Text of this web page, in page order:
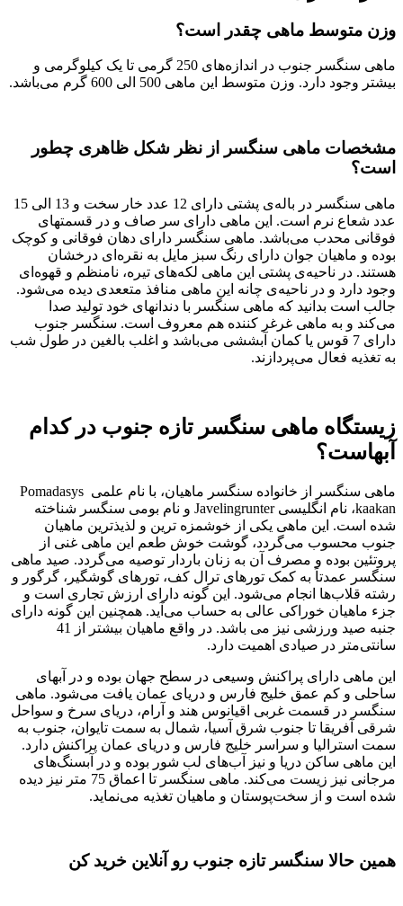
وزن متوسط ماهی چقدر است؟
ماهی سنگسر جنوب در اندازه‌های 250 گرمی تا یک کیلوگرمی و
بیشتر وجود دارد. وزن متوسط این ماهی 500 الی 600 گرم می‌‌باشد.
مشخصات ماهی سنگسر از نظر شکل ظاهری چطور
است؟
ماهی سنگسر در باله‌ی پشتی دارای 12 عدد خار سخت و 13 الی 15
عدد شعاع نرم است. این ماهی دارای سر صاف و در قسمتهای
فوقانی محدب می‌‌باشد. ماهی سنگسر دارای دهان فوقانی و کوچک
بوده و ماهیان جوان دارای رنگ سبز مایل به نقره‌‌ای درخشان
هستند. در ناحیه‌ی پشتی این ماهی لکه‌های تیره، نامنظم و قهوه‌‌ای
وجود دارد و در ناحیه‌ی چانه این ماهی منافذ متععدی دیده می‌‌شود.
جالب است بدانید که ماهی سنگسر با دندانهای خود تولید صدا
می‌‌کند و به ماهی غرغر کننده هم معروف است. سنگسر جنوب
دارای 7 قوس یا کمان آبششی می‌‌باشد و اغلب بالغین در طول شب
به تغذیه فعال می‌‌پردازند.
زیستگاه ماهی سنگسر تازه جنوب در کدام
آبهاست؟
ماهی سنگسر از خانواده سنگسر ماهیان، با نام علمی Pomadasys
kaakan، نام انگلیسی Javelingrunter و نام بومی سنگسر شناخته
شده است. این ماهی یکی از خوشمزه ترین و لذیذترین ماهیان
جنوب محسوب می‌‌گردد، گوشت خوش طعم این ماهی غنی از
پروتئین بوده و مصرف آن به زنان باردار توصیه می‌‌گردد. صید ماهی
سنگسر عمدتاً به کمک تورهای ترال کف، تورهای گوشگیر، گرگور و
رشته قلاب‌‌ها انجام می‌‌شود. این گونه دارای ارزش تجاری است و
جزء ماهیان خوراکی عالی به حساب می‌‌آید. همچنین این گونه دارای
جنبه صید ورزشی نیز می باشد. در واقع ماهیان بیشتر از 41
سانتی‌‌متر در صیادی اهمیت دارد.
این ماهی دارای پراکنش وسیعی در سطح جهان بوده و در آبهای
ساحلی و کم عمق خلیج فارس و دریای عمان یافت می‌‌شود. ماهی
سنگسر در قسمت غربی اقیانوس هند و آرام، دریای سرخ و سواحل
شرقی آفریقا تا جنوب شرق آسیا، شمال به سمت تایوان، جنوب به
سمت استرالیا و سراسر خلیج فارس و دریای عمان پراکنش دارد.
این ماهی ساکن دریا و نیز آب‌‌های لب شور بوده و در آبسنگ‌‌های
مرجانی نیز زیست می‌‌کند. ماهی سنگسر تا اعماق 75 متر نیز دیده
شده است و از سخت‌‌پوستان و ماهیان تغذیه می‌‌نماید.
همین حالا سنگسر تازه جنوب رو آنلاین خرید کن